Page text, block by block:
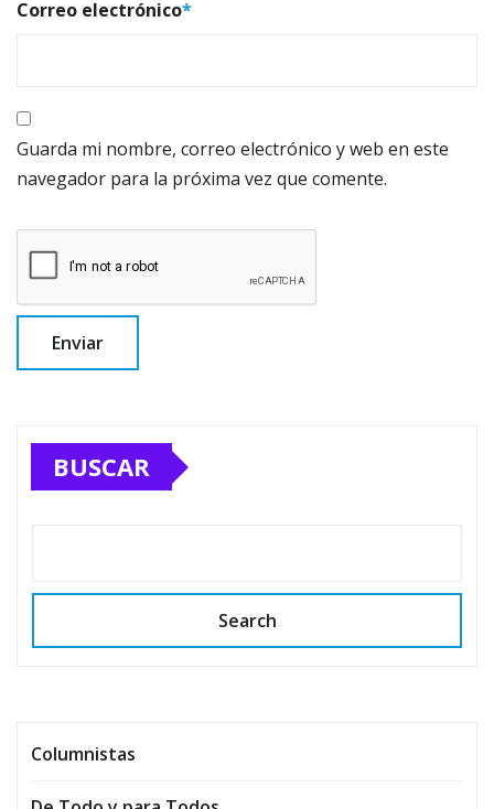
Correo electrónico*
Guarda mi nombre, correo electrónico y web en este
navegador para la próxima vez que comente.
BUSCAR
Search
Columnistas